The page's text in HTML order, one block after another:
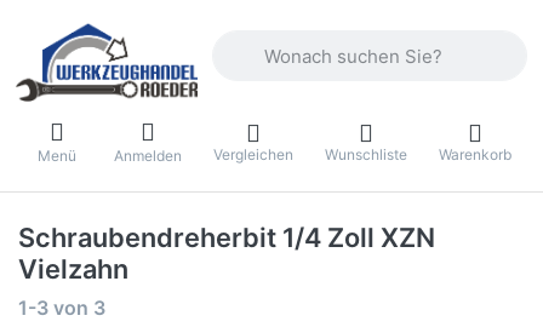
Menü Anmelden Vergleichen Wunschliste Warenkorb
Schraubendreherbit 1/4 Zoll XZN
Vielzahn
Suchergebnisse:
1-3 von 3